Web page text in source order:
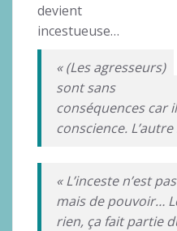
devient
incestueuse…
« (Les agresseurs)
sont sans
conséquences car
conscience. L’autre
« L’inceste n’est
mais de pouvoir…
rien, ça fait partie